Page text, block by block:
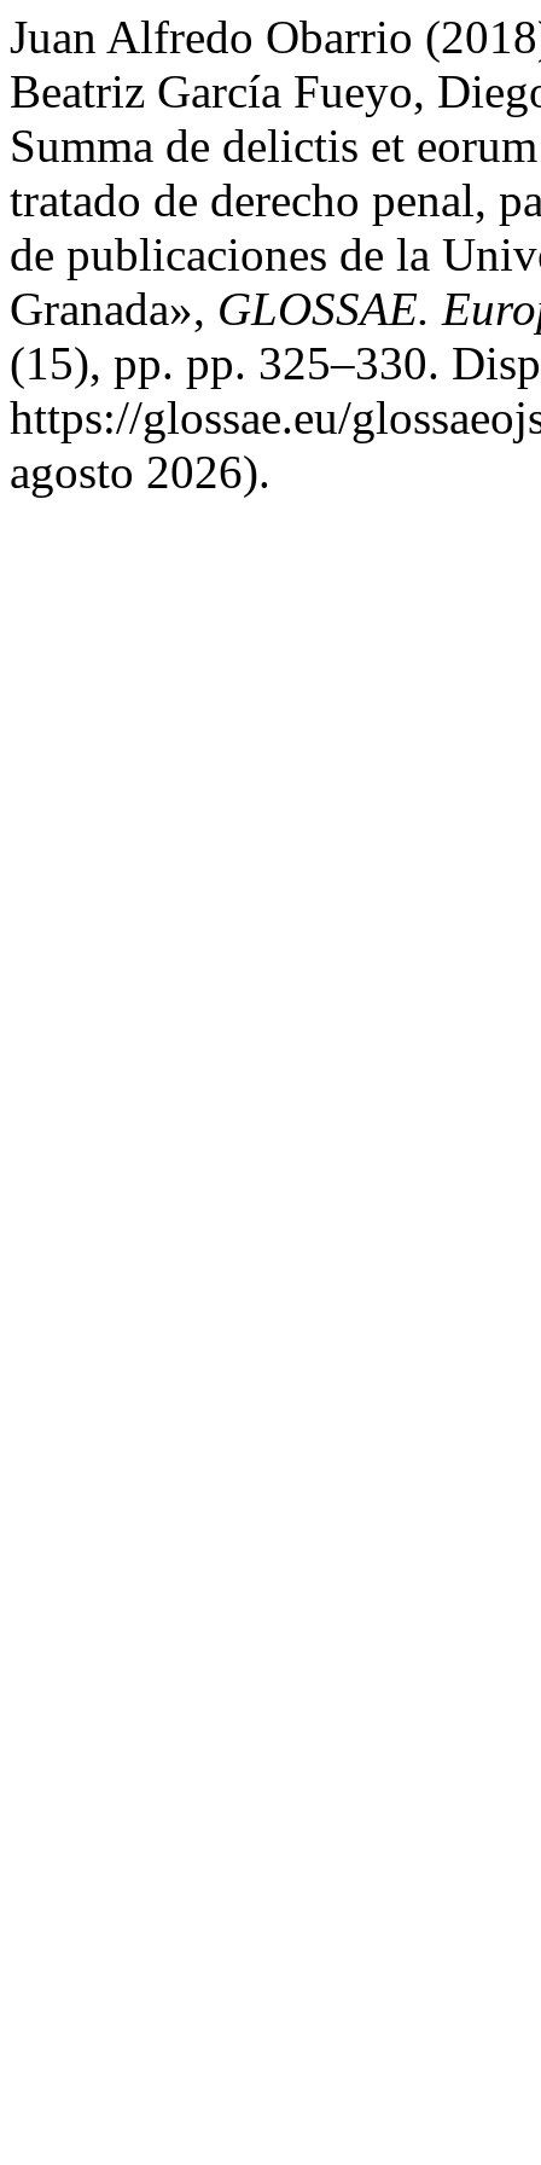
Juan Alfredo Obarrio
Beatriz García Fueyo,
Summa de delictis et
tratado de derecho penal,
de publicaciones de la
Granada», GLOSSAE.
(15), pp. pp. 325–330.
https://glossae.eu/
agosto 2026).